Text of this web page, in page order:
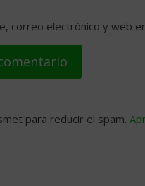
correo electrónico y web
para reducir el spam.